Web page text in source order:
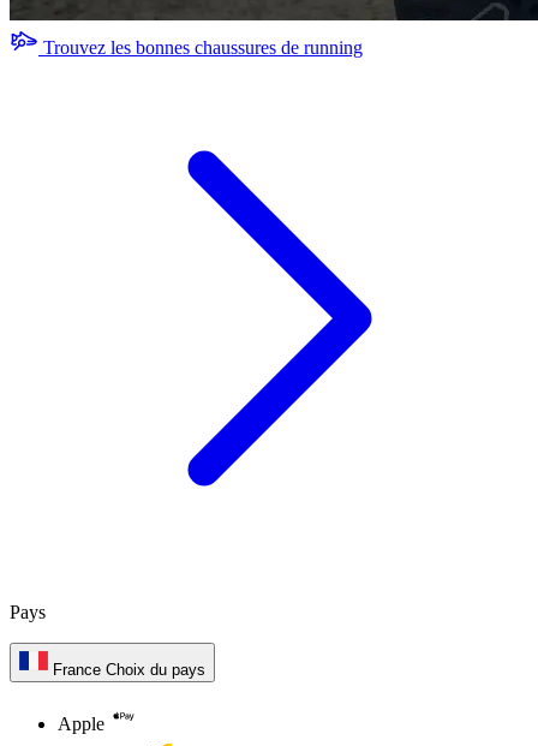
Trouvez les bonnes chaussures de running
Pays
France Choix du pays
Apple